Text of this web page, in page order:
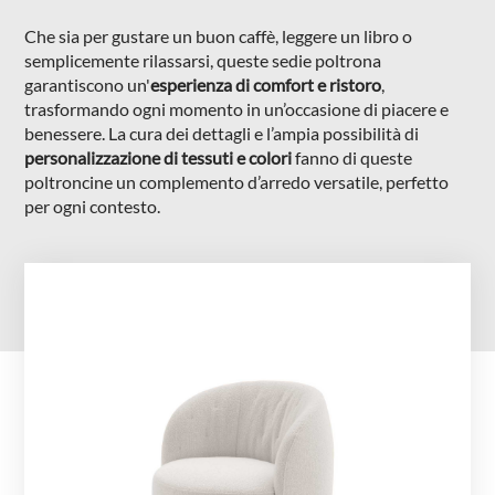
NIGHTIME
GOODNIGHT
COMPLEMENTI
POLTRONCINE
Che sia per gustare un buon caffè, leggere un libro o
semplicemente rilassarsi, queste sedie poltrona
garantiscono un'esperienza di comfort e ristoro,
trasformando ogni momento in un’occasione di piacere e
benessere. La cura dei dettagli e l’ampia possibilità di
personalizzazione di tessuti e colorifanno di queste
poltroncine un complemento d’arredo versatile, perfetto
per ogni contesto.